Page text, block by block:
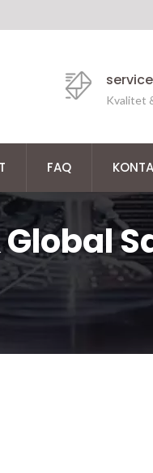
Kvalitet
FAQ